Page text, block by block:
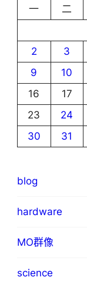
一
二
2
3
9
10
16
17
23
24
30
31
blog
hardware
MO群像
science